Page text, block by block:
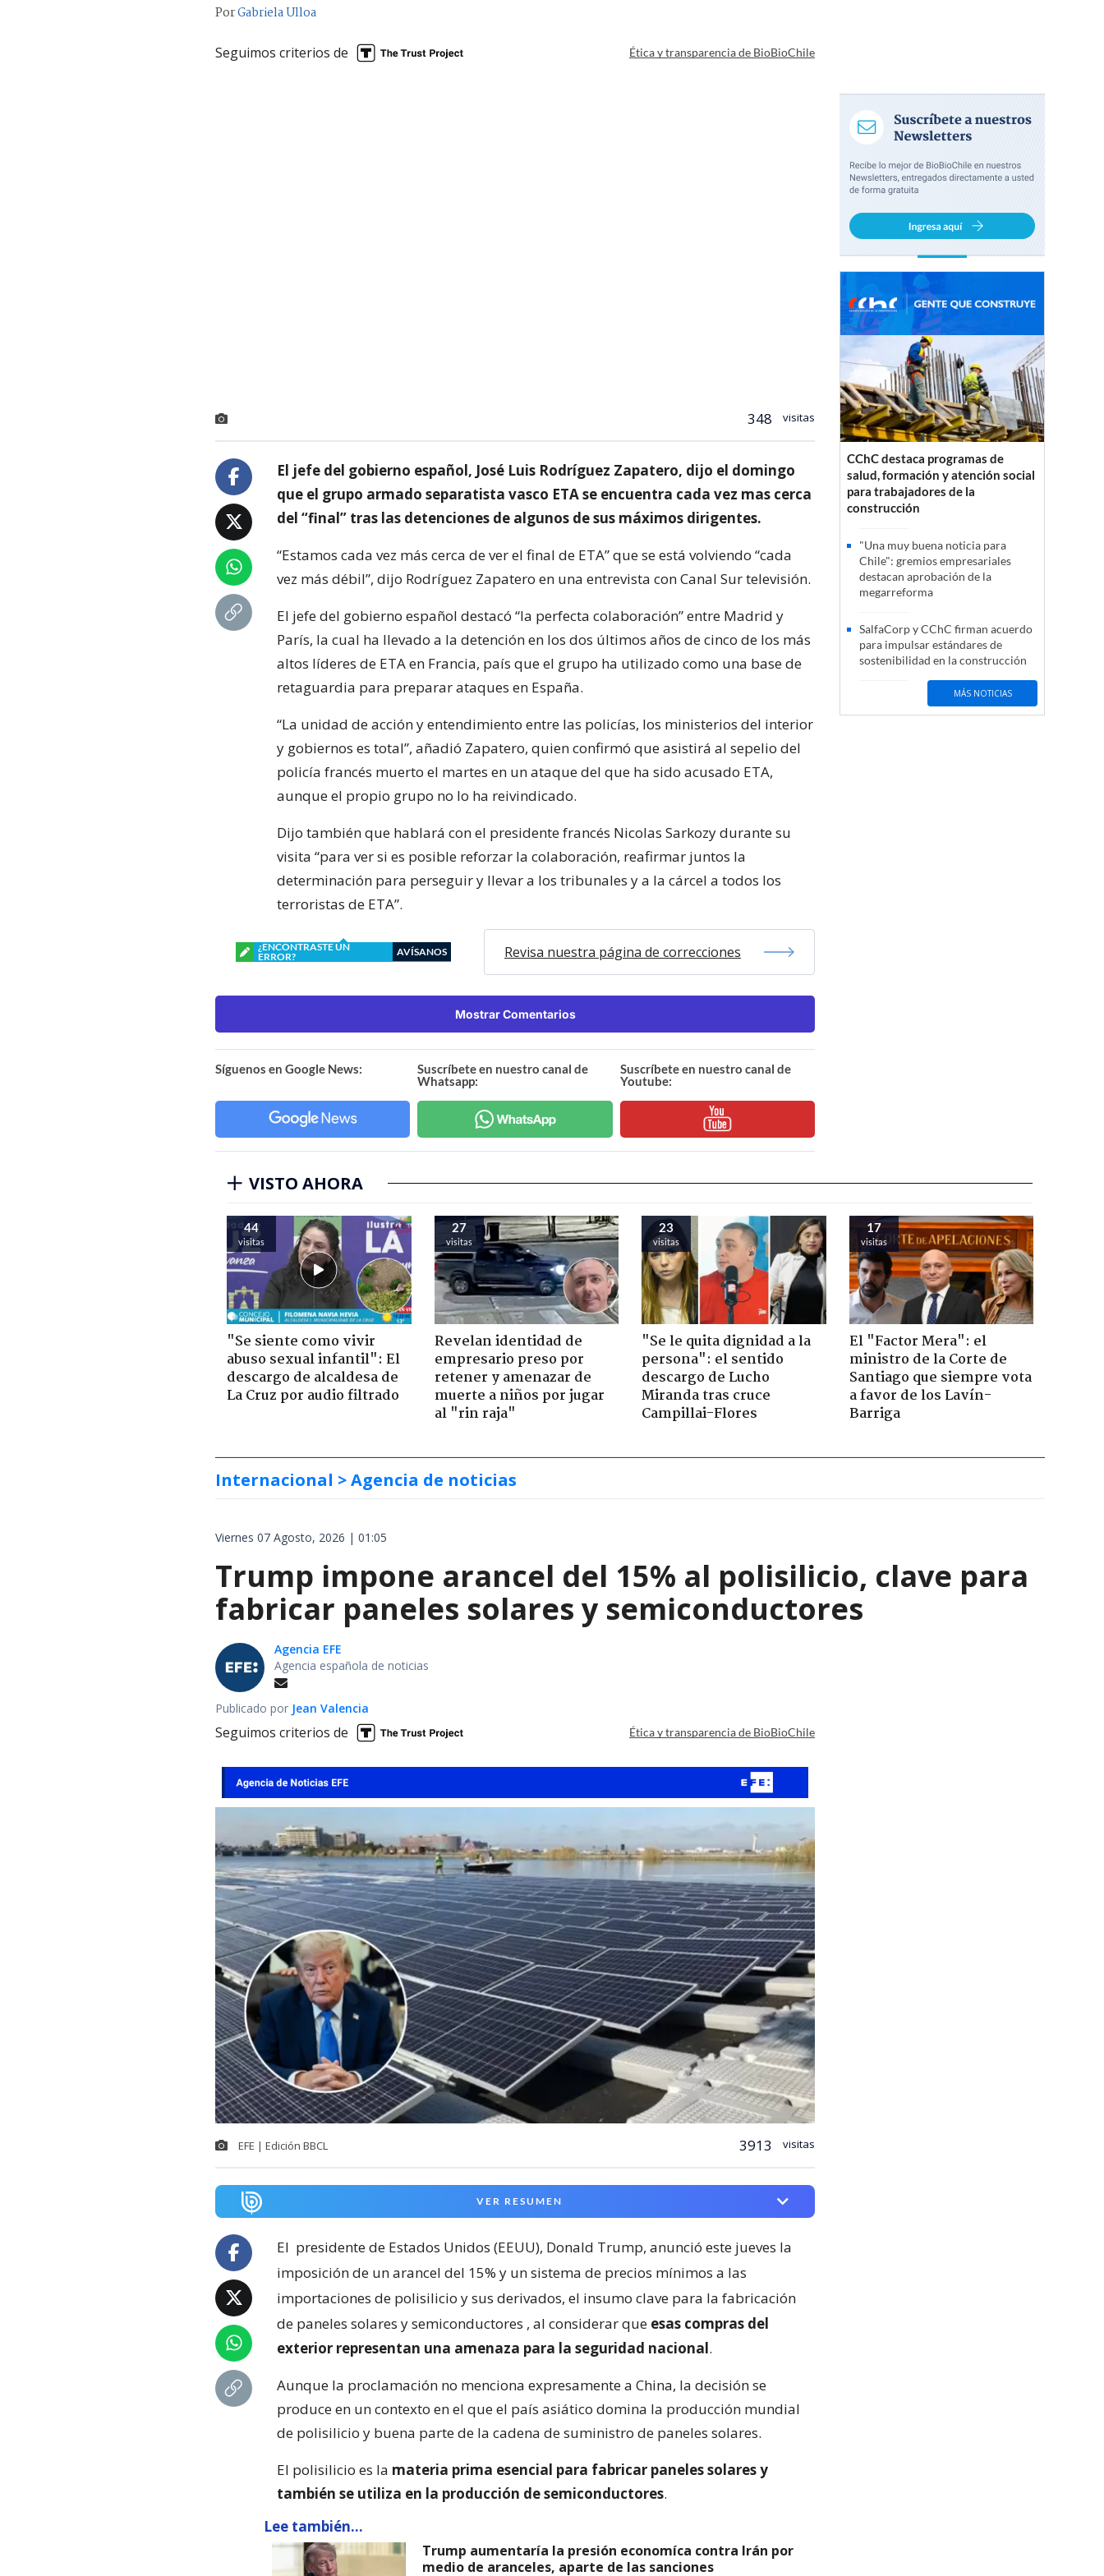
PorGabriela Ulloa
Seguimos criterios de Ética y transparencia de BioBioChile
348 visitas
El jefe del gobierno español, José Luis Rodríguez Zapatero, dijo el domingo
que el grupo armado separatista vasco ETA se encuentra cada vez mas cerca
del “final” tras las detenciones de algunos de sus máximos dirigentes.
“Estamos cada vez más cerca de ver el final de ETA” que se está volviendo “cada
vez más débil”, dijo Rodríguez Zapatero en una entrevista con Canal Sur televisión.
El jefe del gobierno español destacó “la perfecta colaboración” entre Madrid y
París, la cual ha llevado a la detención en los dos últimos años de cinco de los más
altos líderes de ETA en Francia, país que el grupo ha utilizado como una base de
retaguardia para preparar ataques en España.
“La unidad de acción y entendimiento entre las policías, los ministerios del interior
y gobiernos es total”, añadió Zapatero, quien confirmó que asistirá al sepelio del
policía francés muerto el martes en un ataque del que ha sido acusado ETA,
aunque el propio grupo no lo ha reivindicado.
Dijo también que hablará con el presidente francés Nicolas Sarkozy durante su
visita “para ver si es posible reforzar la colaboración, reafirmar juntos la
determinación para perseguir y llevar a los tribunales y a la cárcel a todos los
terroristas de ETA”.
¿ENCONTRASTE UN
ERROR?
AVÍSANOS Revisa nuestra página de correcciones
Mostrar Comentarios
Síguenos en Google News:
Suscríbete en nuestro canal de
Whatsapp:
Suscríbete en nuestro canal de
Youtube:
CChC destaca programas de
salud, formación y atención social
para trabajadores de la
construcción
"Una muy buena noticia para
Chile": gremios empresariales
destacan aprobación de la
megarreforma
SalfaCorp y CChC firman acuerdo
para impulsar estándares de
sostenibilidad en la construcción
MÁS NOTICIAS
VISTO AHORA
44
visitas
"Se siente como vivir
abuso sexual infantil": El
descargo de alcaldesa de
La Cruz por audio filtrado
27
visitas
Revelan identidad de
empresario preso por
retener y amenazar de
muerte a niños por jugar
al "rin raja"
23
visitas
"Se le quita dignidad a la
persona": el sentido
descargo de Lucho
Miranda tras cruce
Campillai-Flores
17
visitas
El "Factor Mera": el
ministro de la Corte de
Santiago que siempre vota
a favor de los Lavín-
Barriga
Internacional > Agencia de noticias
Viernes 07 Agosto, 2026 | 01:05
Trump impone arancel del 15% al polisilicio, clave para
fabricar paneles solares y semiconductores
Agencia EFE
Agencia española de noticias
Publicado por Jean Valencia
Seguimos criterios de Ética y transparencia de BioBioChile
EFE | Edición BBCL 3913 visitas
VER RESUMEN
El presidente de Estados Unidos (EEUU), Donald Trump, anunció este jueves la
imposición de un arancel del 15% y un sistema de precios mínimos a las
importaciones de polisilicio y sus derivados, el insumo clave para la fabricación
de paneles solares y semiconductores , al considerar que esas compras del
exterior representan una amenaza para la seguridad nacional.
Aunque la proclamación no menciona expresamente a China, la decisión se
produce en un contexto en el que el país asiático domina la producción mundial
de polisilicio y buena parte de la cadena de suministro de paneles solares.
El polisilicio es la materia prima esencial para fabricar paneles solares y
también se utiliza en la producción de semiconductores.
Lee también...
Trump aumentaría la presión economíca contra Irán por
medio de aranceles, aparte de las sanciones